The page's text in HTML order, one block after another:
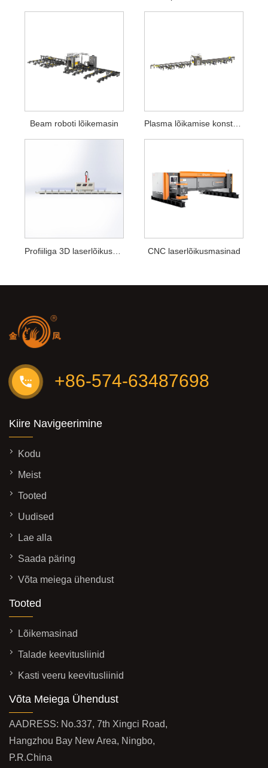
Beam roboti lõikemasin
Profiiliga 3D laserlõikusmasinad CNC laserlõikusmasinad
+86-574-63487698
Kiire Navigeerimine
Kodu
Meist
Tooted
Uudised
Lae alla
Saada päring
Võta meiega ühendust
Tooted
Lõikemasinad
Talade keevitusliinid
Kasti veeru keevitusliinid
Võta Meiega Ühendust
AADRESS: No.337, 7th Xingci Road,
Hangzhou Bay New Area, Ningbo,
P.R.China